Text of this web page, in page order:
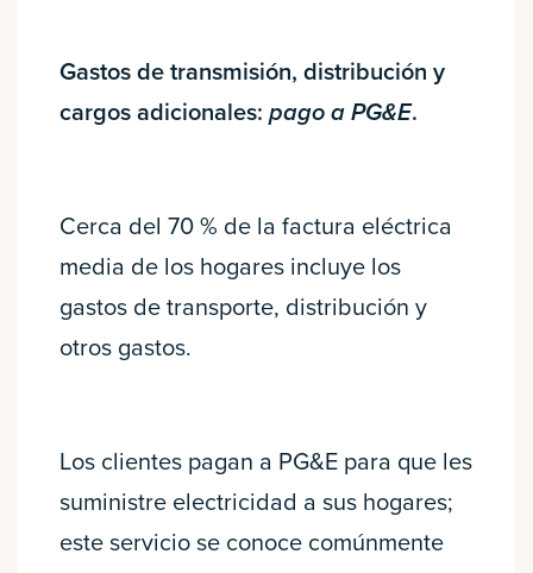
Gastos de transmisión, distribución y
cargos adicionales: pago a PG&E.
Cerca del 70 % de la factura eléctrica
media de los hogares incluye los
gastos de transporte, distribución y
otros gastos.
Los clientes pagan a PG&E para que les
suministre electricidad a sus hogares;
este servicio se conoce comúnmente